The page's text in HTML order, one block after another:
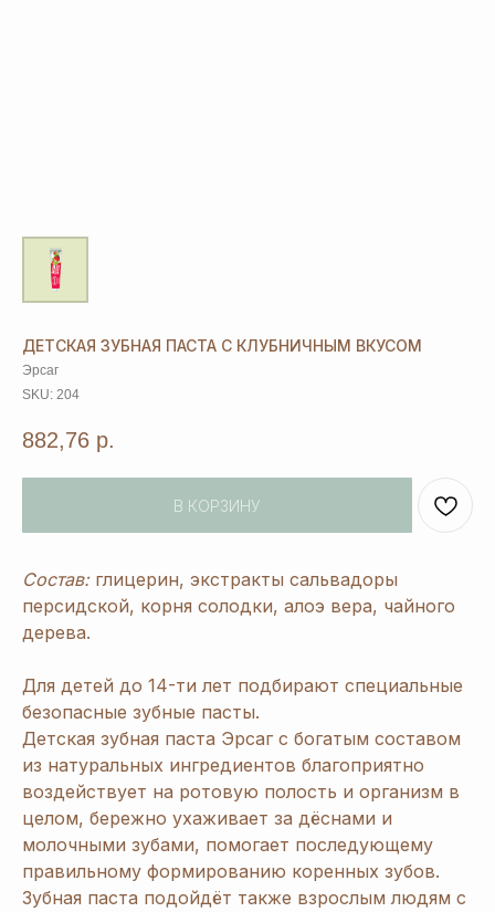
ДЕТСКАЯ ЗУБНАЯ ПАСТА С КЛУБНИЧНЫМ ВКУСОМ
Эрсаг
SKU: 204
882,76 р.
В КОРЗИНУ
Состав:глицерин, экстракты сальвадоры
персидской, корня солодки, алоэ вера, чайного
дерева.
Для детей до 14-ти лет подбирают специальные
безопасные зубные пасты.
Детская зубная паста Эрсаг с богатым составом
из натуральных ингредиентов благоприятно
воздействует на ротовую полость и организм в
целом, бережно ухаживает за дёснами и
молочными зубами, помогает последующему
правильному формированию коренных зубов.
Зубная паста подойдёт также взрослым людям с